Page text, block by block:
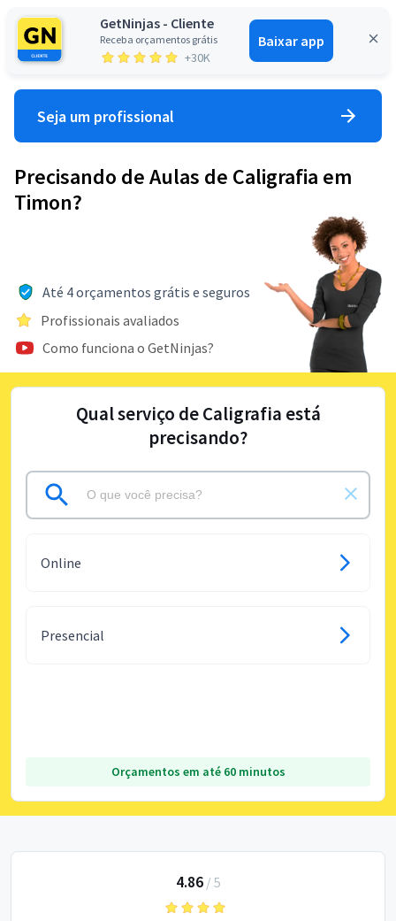
GetNinjas - Cliente
Receba orçamentos grátis
+30K
Baixar app
Entrar
Seja um profissional
Precisando de Aulas de Caligrafia em
Timon?
Até 4 orçamentos grátis e seguros
Profissionais avaliados
Como funciona o GetNinjas?
Qual serviço de Caligrafia está
precisando?
Online
Presencial
Orçamentos em até 60 minutos
4.86/ 5